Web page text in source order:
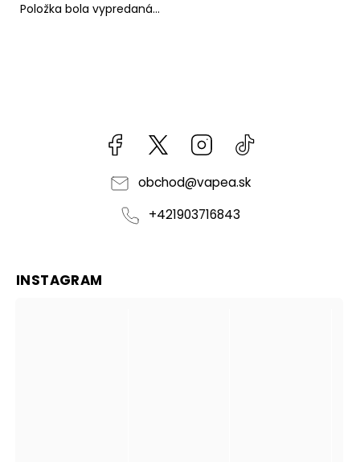
Položka bola vypredaná…
Facebook kzifcak85131Instagram
obchod@vapea.sk
+421903716843
INSTAGRAM